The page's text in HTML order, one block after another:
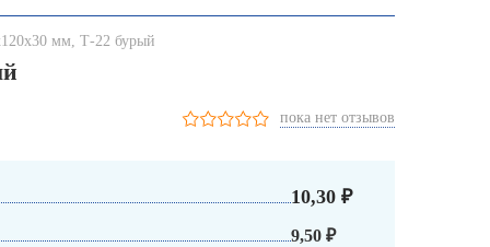
мм, Т-22 бурый
пока нет отзывов
10,30 ₽
9,50 ₽